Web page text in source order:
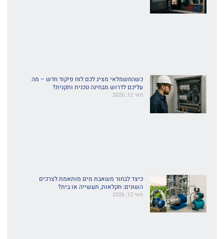
כשהחשמלאי מציג לכם לוח פיקוד חדש – מה
עליכם לדרוש מבחינה טכנית ותקנית?
מאי 12, 2026
כיצד לבחור משאבת מים מותאמת לצרכים
השונים: חקלאות, תעשייה או בית?
מאי 12, 2026